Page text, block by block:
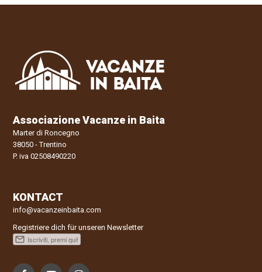
Associazione Vacanze in Baita
Marter di Roncegno
38050 - Trentino
P. iva 02508490220
KONTACT
info@vacanzeinbaita.com
Registriere dich für unseren Newsletter